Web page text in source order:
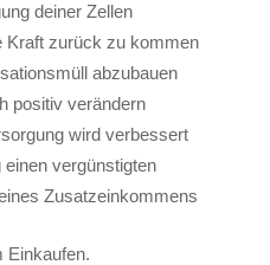
deiner Zellen
Kraft zurück zu kommen
abzubauen
positiv verändern
wird verbessert
vergünstigten
Zusatzeinkommens